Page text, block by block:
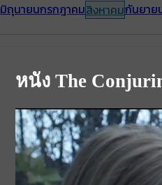
มิถุนายนกรกฎาคมสิงหาคมกันยาย
หนัง The